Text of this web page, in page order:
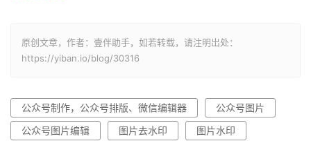
原创文章，作者：壹伴助手，如若转载，请注明出处：
https://yiban.io/blog/30316
公众号制作，公众号排版、微信编辑器
公众号图片
公众号图片编辑
图片去水印
图片水印